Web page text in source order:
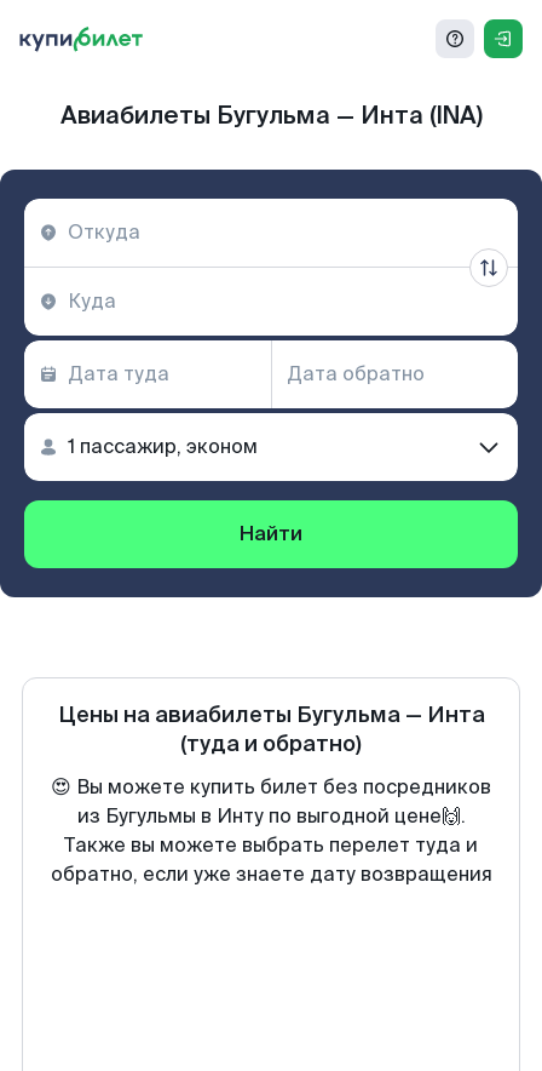
Авиабилеты Бугульма — Инта (INA)
Найти
Цены на авиабилеты Бугульма— Инта
(туда и обратно)
😍 Вы можете купить билет без посредников
из Бугульмы в Инту по выгодной цене🙌.
Также вы можете выбрать перелет туда и
обратно, если уже знаете дату возвращения